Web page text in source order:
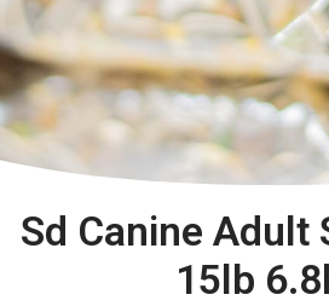
Sd Canine Adult
15lb